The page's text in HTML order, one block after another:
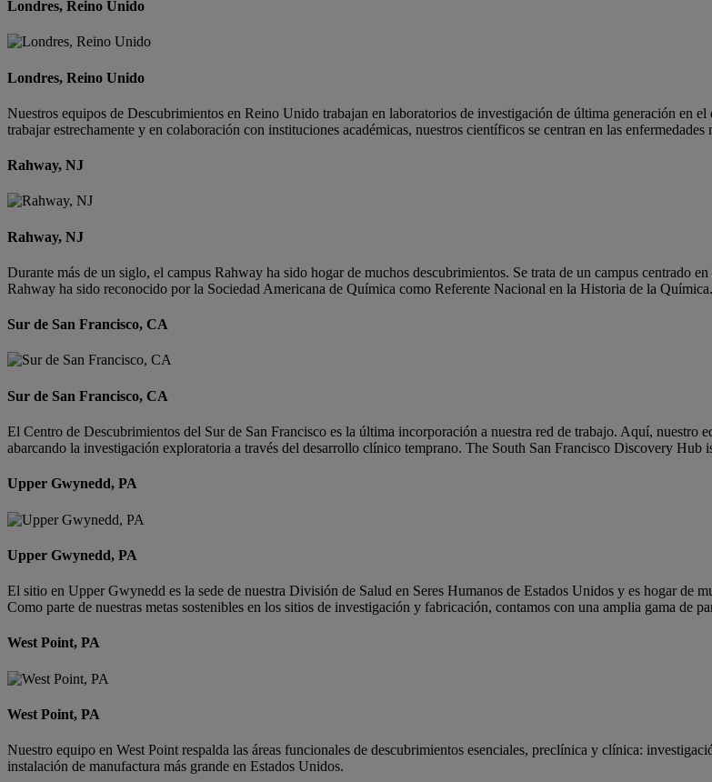
Londres, Reino Unido
Londres, Reino Unido
Nuestros equipos de Descubrimientos en Reino Unido trabajan en laboratorios de investigación de última generación en
trabajar estrechamente y en colaboración con instituciones académicas, nuestros científicos se centran en las enfermedades
Rahway, NJ
Rahway, NJ
Durante más de un siglo, el campus Rahway ha sido hogar de muchos descubrimientos. Se trata de un campus centrado
Rahway ha sido reconocido por la Sociedad Americana de Química como Referente Nacional en la Historia de la Química.
Sur de San Francisco, CA
Sur de San Francisco, CA
El Centro de Descubrimientos del Sur de San Francisco es la última incorporación a nuestra red de trabajo. Aquí,
abarcando la investigación exploratoria a través del desarrollo clínico temprano. The South San Francisco Discovery Hub
Upper Gwynedd, PA
Upper Gwynedd, PA
El sitio en Upper Gwynedd es la sede de nuestra División de Salud en Seres Humanos de Estados Unidos y es hogar de
Como parte de nuestras metas sostenibles en los sitios de investigación y fabricación, contamos con una amplia gama de
West Point, PA
West Point, PA
Nuestro equipo en West Point respalda las áreas funcionales de descubrimientos esenciales, preclínica y clínica:
instalación de manufactura más grande en Estados Unidos.